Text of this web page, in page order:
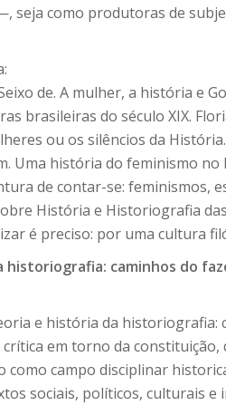
seja como produtoras de
de. A mulher, a história e
brasileiras do século XIX.
ou os silêncios da
Uma história do feminismo
de contar-se: feminismos,
História e Historiografia
é preciso: por uma cultura
historiografia: caminhos do
e história da
em torno da
como campo disciplinar
sociais, políticos, culturais